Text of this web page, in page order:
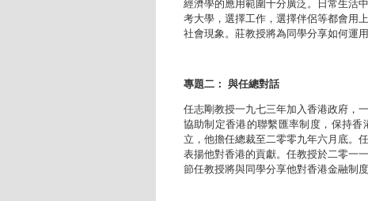
經濟學的應用範圍十分廣泛。日常生活
考大學，選擇工作，選擇伴侶等都會用
社會現象。莊教授將為同學分享如何運
專題二： 與任總對話
任志剛教授一九七三年加入香港政府，
協助制定香港的聯繫匯率制度，保持
立，他擔任總裁至二零零九年六月底。
表揚他對香港的貢獻。任教授於二零一
節任教授將與同學分享他對香港金融制度